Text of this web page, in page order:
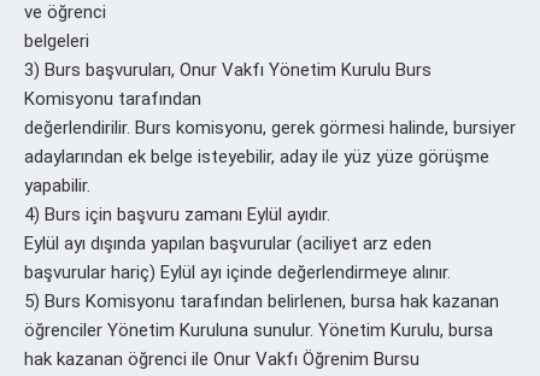
ve öğrenci
belgeleri
3) Burs başvuruları, Onur Vakfı Yönetim Kurulu Burs
Komisyonu tarafından
değerlendirilir. Burs komisyonu, gerek görmesi halinde, bursiyer
adaylarından ek belge isteyebilir, aday ile yüz yüze görüşme
yapabilir.
4) Burs için başvuru zamanı Eylül ayıdır.
Eylül ayı dışında yapılan başvurular (aciliyet arz eden
başvurular hariç) Eylül ayı içinde değerlendirmeye alınır.
5) Burs Komisyonu tarafından belirlenen, bursa hak kazanan
öğrenciler Yönetim Kuruluna sunulur. Yönetim Kurulu, bursa
hak kazanan öğrenci ile Onur Vakfı Öğrenim Bursu